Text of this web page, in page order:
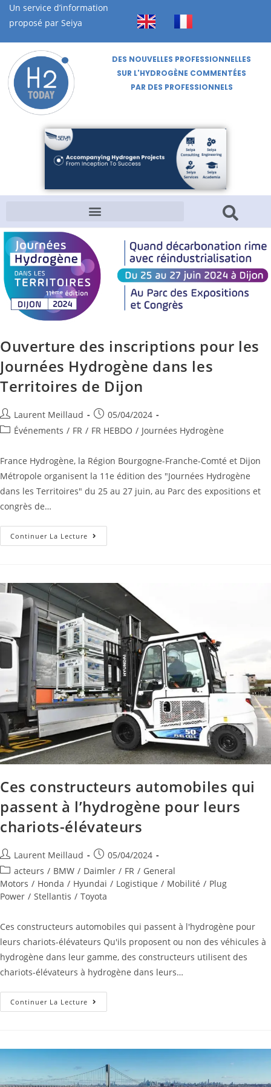
Un service d’information
proposé par Seiya
DES NOUVELLES PROFESSIONNELLES
SUR L'HYDROGÈNE COMMENTÉES
PAR DES PROFESSIONNELS
Ouverture des inscriptions pour les
Journées Hydrogène dans les
Territoires de Dijon
Laurent Meillaud
05/04/2024
Événements / FR / FR HEBDO / Journées Hydrogène
France Hydrogène, la Région Bourgogne-Franche-Comté et Dijon
Métropole organisent la 11e édition des "Journées Hydrogène
dans les Territoires" du 25 au 27 juin, au Parc des expositions et
congrès de…
Continuer La Lecture
Ces constructeurs automobiles qui
passent à l’hydrogène pour leurs
chariots-élévateurs
Laurent Meillaud
05/04/2024
acteurs / BMW / Daimler / FR / General
Motors / Honda / Hyundai / Logistique / Mobilité / Plug
Power / Stellantis / Toyota
Ces constructeurs automobiles qui passent à l'hydrogène pour
leurs chariots-élévateurs Qu'ils proposent ou non des véhicules à
hydrogène dans leur gamme, des constructeurs utilisent des
chariots-élévateurs à hydrogène dans leurs…
Continuer La Lecture